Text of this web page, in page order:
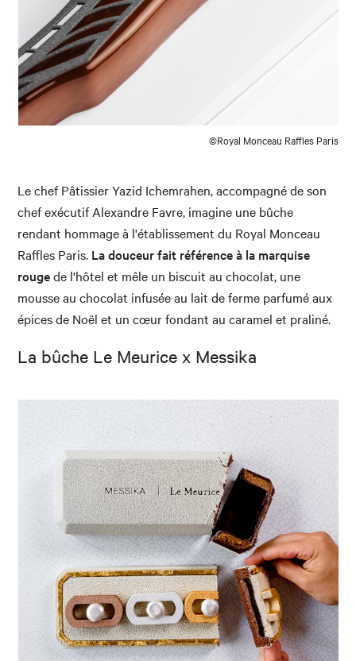
©Royal Monceau Raffles Paris
Le chef Pâtissier Yazid Ichemrahen, accompagné de son
chef exécutif Alexandre Favre, imagine une bûche
rendant hommage à l'établissement du Royal Monceau
Raffles Paris. La douceur fait référence à la marquise
rougede l'hôtel et mêle un biscuit au chocolat, une
mousse au chocolat infusée au lait de ferme parfumé aux
épices de Noël et un cœur fondant au caramel et praliné.
La bûche Le Meurice x Messika